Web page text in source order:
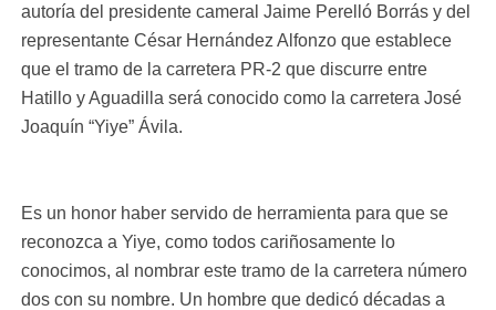
autoría del presidente cameral Jaime Perelló Borrás y del
representante César Hernández Alfonzo que establece
que el tramo de la carretera PR-2 que discurre entre
Hatillo y Aguadilla será conocido como la carretera José
Joaquín “Yiye” Ávila.
Es un honor haber servido de herramienta para que se
reconozca a Yiye, como todos cariñosamente lo
conocimos, al nombrar este tramo de la carretera número
dos con su nombre. Un hombre que dedicó décadas a